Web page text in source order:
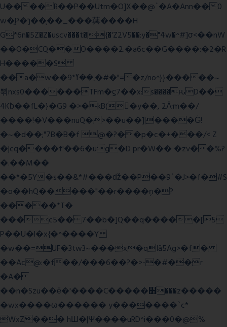
U����R��P��Utm�O]X��@`�A�Ann��0
w�͍P�'j��֛��_���䕟����H
G*6n�5Z�Z�uscv���t�|{�'Z2V5��:y�"4w�^#]σ<��nW
��O�CQ��O����2.�a6c��G����:�2�R
H�����S
��a�w��9*܂��ߌ�#�"=�z/no^}}�����~
쀢nxs0������TFm�ϛ7��x:s����ԋD��
4Kƀ��fL�}�G9 �>�kB(�ِy��, 2ᐿm��/
����!�V���nuQ�>��u��]|����Ġ!
�~�d��;"7B�B�f @�?��p�c�+���/< Z
�|cq����f'��6�ug�D pr�W�� �zv��%?
�.��M��
��*�5Y�s��&*#���ǆ��P��9`�J>�f�#S
�o��hQ�����"��r����ņ�?
�����*T�
���c5�� 7��b�]Q��q�����[5
P��U�l�x{�^����Y
�w��=UF�3tw3~���x�qIå5Ag>�f�
��Ac@:�f��/���6��?�>-�#��r
�A�
��n�Szu��ӗ�'����C�����׻���z�����
�wx����ω������ y�������`c*
WxZ��� hШ�|Ψ����uRD^i���0�@%